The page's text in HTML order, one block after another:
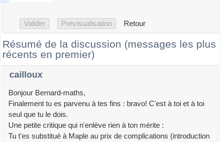
Retour
Résumé de la discussion (messages les plus
récents en premier)
cailloux
Bonjour Bernard-maths,
Finalement tu es parvenu à tes fins : bravo! C'est à toi et à toi
seul que tu le dois.
Une petite critique qui n'enlève rien à ton mérite :
Tu t'es substitué à Maple au prix de complications (introduction